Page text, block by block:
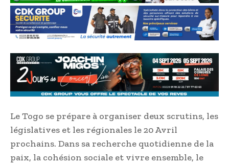
Le Togo se prépare à organiser deux scrutins, les
législatives et les régionales le 20 Avril
prochains. Dans sa recherche quotidienne de la
paix, la cohésion sociale et vivre ensemble, le